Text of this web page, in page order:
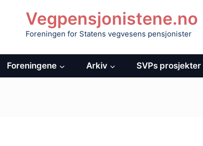
Vegpensjonistene.no
Foreningen for Statens vegvesens pensjonister
Foreningene Arkiv SVPs prosjekter